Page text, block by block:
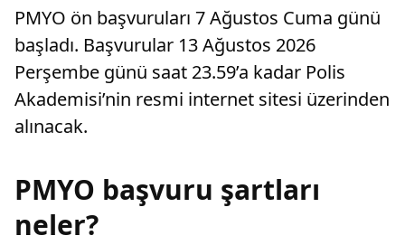
PMYO ön başvuruları 7 Ağustos Cuma günü
başladı. Başvurular 13 Ağustos 2026
Perşembe günü saat 23.59’a kadar Polis
Akademisi’nin resmi internet sitesi üzerinden
alınacak.
PMYO başvuru şartları
neler?